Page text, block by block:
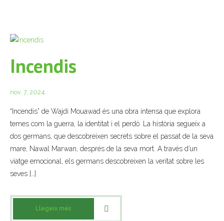
- Concurs Montserrat Alavedra
Literatura i debat
- Mirall de Glaç
- Grup d’Opinió
- Escola de Literatura de Terrassa
Incendis
nov. 7, 2024
“Incendis” de Wajdi Mouawad és una obra intensa que explora
temes com la guerra, la identitat i el perdó. La història segueix a
dos germans, que descobreixen secrets sobre el passat de la seva
mare, Nawal Marwan, després de la seva mort. A través d’un
viatge emocional, els germans descobreixen la veritat sobre les
seves […]
Llegeix més